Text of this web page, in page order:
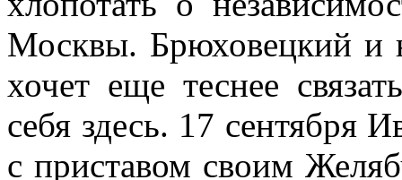
Москвы. Брюховецкий и
хочет еще теснее
себя здесь. 17 сентября
с приставом своим